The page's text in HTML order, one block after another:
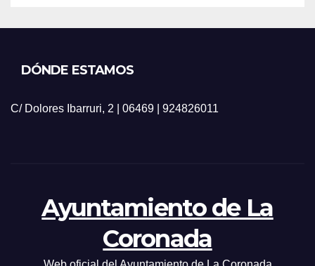
DÓNDE ESTAMOS
C/ Dolores Ibarruri, 2 | 06469 | 924826011
Ayuntamiento de La
Coronada